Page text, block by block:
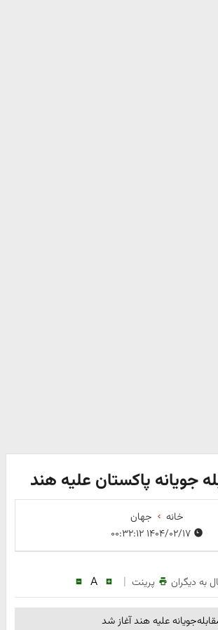
جویانه پاکستان علیه هند
خانه
جهان
۱۴۰۴/۰۲/۱۷ ۰۰:۳۲:۱۲
به دیگران پرینت |
A
علیه هند آغاز شد